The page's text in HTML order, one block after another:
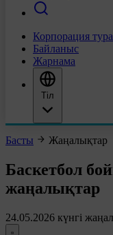
Корпорация
Байланыс
Жарнама
Тіл
Басты Жаңалықтар
Баскетбол
жаңалықтар
24.05.2026 күнгі